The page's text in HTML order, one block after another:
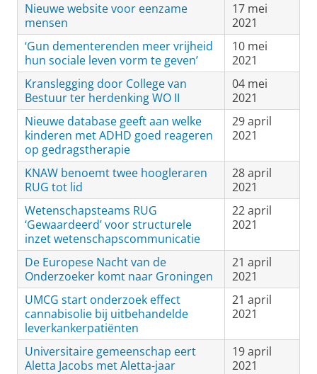
Nieuwe website voor eenzame
mensen
17 mei
2021
‘Gun dementerenden meer vrijheid
hun sociale leven vorm te geven’
10 mei
2021
Kranslegging door College van
Bestuur ter herdenking WO II
04 mei
2021
Nieuwe database geeft aan welke
kinderen met ADHD goed reageren
op gedragstherapie
29 april
2021
KNAW benoemt twee hoogleraren
RUG tot lid
28 april
2021
Wetenschapsteams RUG
‘Gewaardeerd’ voor structurele
inzet wetenschapscommunicatie
22 april
2021
De Europese Nacht van de
Onderzoeker komt naar Groningen
21 april
2021
UMCG start onderzoek effect
cannabisolie bij uitbehandelde
leverkankerpatiënten
21 april
2021
Universitaire gemeenschap eert
Aletta Jacobs met Aletta-jaar
19 april
2021